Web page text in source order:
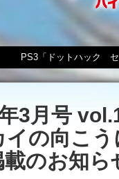
PS3「ドットハック
3月号
の向こう
のお知ら